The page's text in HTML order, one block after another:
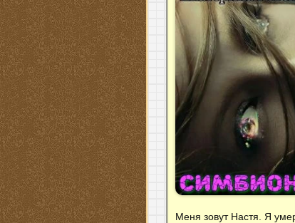
Меня зовут Настя. Я